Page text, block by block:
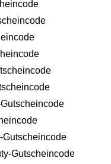
Gutscheincode
Gutscheincode